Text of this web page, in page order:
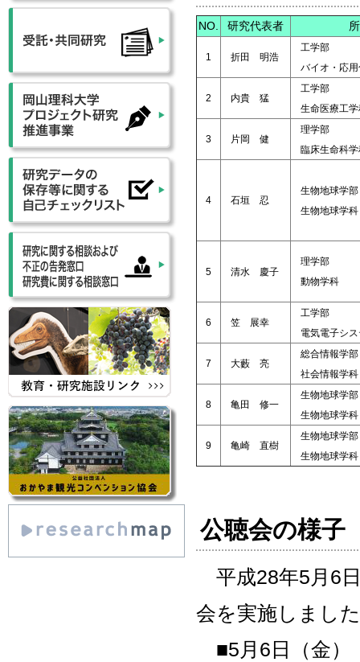
NO. 研究代表者
1 折田 明浩
工学部
バイオ・応用
2 内貴 猛
工学部
生命医療工学
3 片岡 健
理学部
臨床生命科学
4 石垣 忍
生物地球学部
生物地球学科
5 清水 慶子
理学部
動物学科
6 笠 展幸
工学部
電気電子シス
7 大藪 亮
総合情報学部
社会情報学科
8 亀田 修一
生物地球学部
生物地球学科
9 亀崎 直樹
生物地球学部
生物地球学科
公聴会の様子
平成28年5月6
会を実施しまし
■5月6日（金）